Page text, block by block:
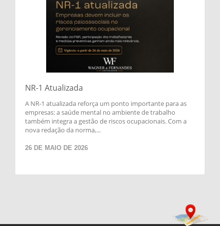
NR-1 Atualizada
A NR-1 atualizada reforça um ponto importante para as
empresas: a saúde mental no ambiente de trabalho
também integra a gestão de riscos ocupacionais. Com a
nova redação da norma,...
26 DE MAIO DE 2026